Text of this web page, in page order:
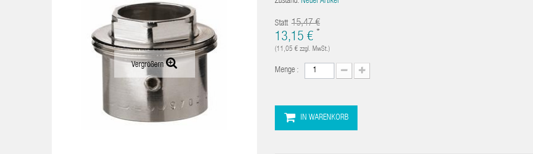
Vergrößern
Statt 15,47 €
13,15 € *
(11,05 € zzgl. MwSt.)
Menge :
IN WARENKORB